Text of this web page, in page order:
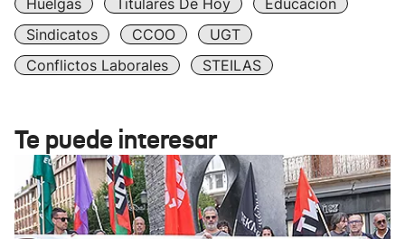
Huelgas
Titulares De Hoy
Educación
Sindicatos
CCOO
UGT
Conflictos Laborales
STEILAS
Te puede interesar